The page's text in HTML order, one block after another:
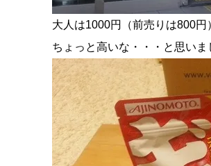
大人は1000円（前売りは800円
ちょっと高いな・・・と思い